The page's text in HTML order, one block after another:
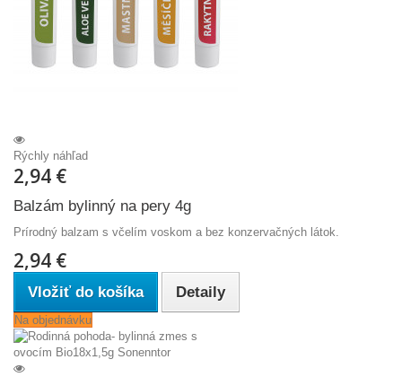
Rýchly náhľad
2,94 €
Balzám bylinný na pery 4g
Prírodný balzam s včelím voskom a bez konzervačných látok.
2,94 €
Vložiť do košíka Detaily
Na objednávku